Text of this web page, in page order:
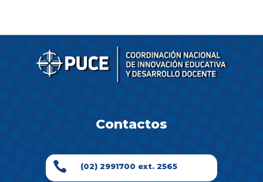
Contactos
 (02) 2991700 ext. 2565